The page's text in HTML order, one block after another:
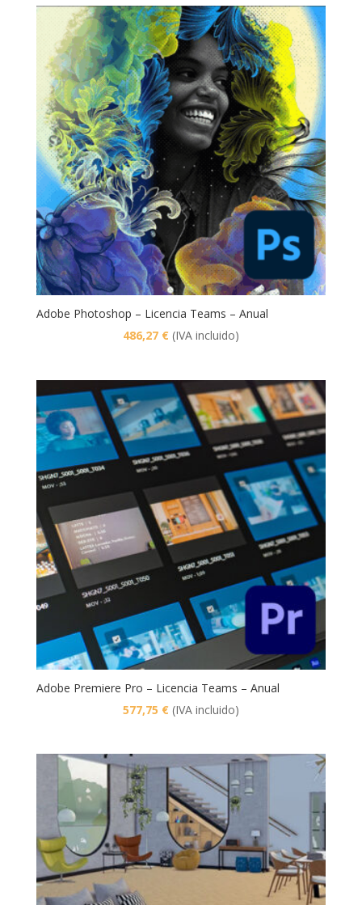
Adobe Photoshop – Licencia Teams – Anual
486,27 € (IVA incluido)
Adobe Premiere Pro – Licencia Teams – Anual
577,75 € (IVA incluido)